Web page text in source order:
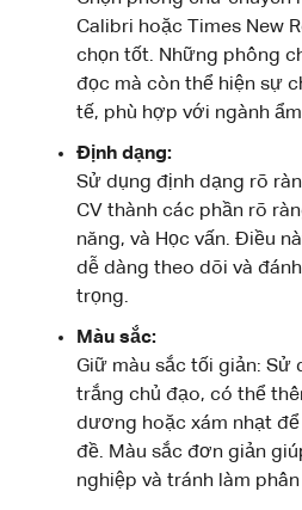
Calibri hoặc Times New
chọn tốt. Những phông
đọc mà còn thể hiện sự
tế, phù hợp với ngành
Định dạng:
Sử dụng định dạng rõ
CV thành các phần rõ
năng, và Học vấn. Điều
dễ dàng theo dõi và
trọng.
Màu sắc:
Giữ màu sắc tối giản: Sử
trắng chủ đạo, có thể
dương hoặc xám nhạt
đề. Màu sắc đơn giản
nghiệp và tránh làm